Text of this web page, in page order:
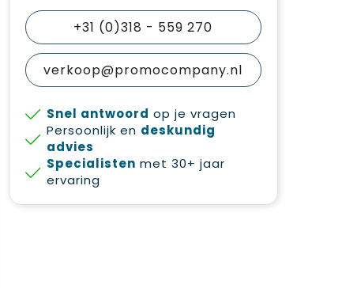
+31 (0)318 - 559 270
verkoop@promocompany.nl
Snel antwoord op je vragen
Persoonlijk en deskundig
advies
Specialisten met 30+ jaar
ervaring